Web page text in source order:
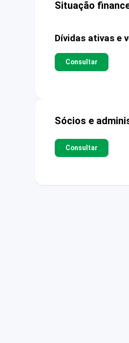
Situação
Dívidas ativas e
Consultar
Sócios e
Consultar